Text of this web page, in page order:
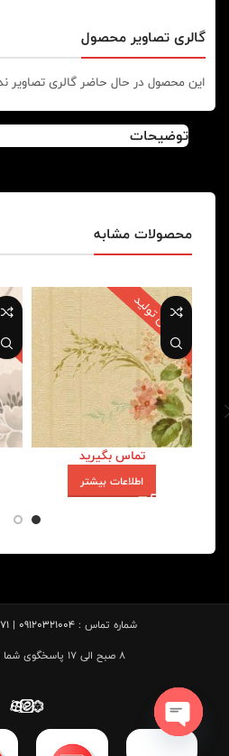
گالری تصاویر محصول
این محصول در حال حاضر گالری تصاویر
توضیحات
محصولات مشابه
پایان تولید
تماس بگیرید
اطلاعات بیشتر
شماره تماس : 09120321004 | 09010000871
Open chaty